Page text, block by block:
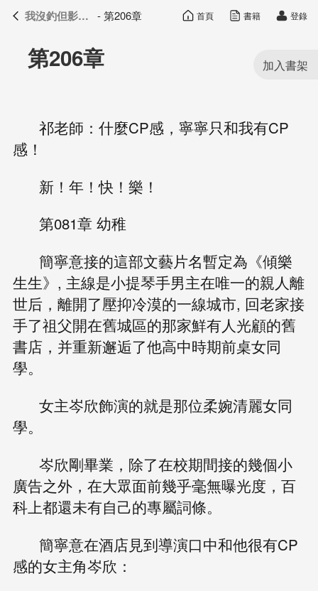
我沒釣但影帝真香了 目錄
第206章
祁老師：什麼CP感，寧寧只和我有CP
感！
新！年！快！樂！
第081章 幼稚
簡寧意接的這部文藝片名暫定為《傾樂
生生》, 主線是小提琴手男主在唯一的親人離
世后，離開了壓抑冷漠的一線城市, 回老家接
手了祖父開在舊城區的那家鮮有人光顧的舊
書店，并重新邂逅了他高中時期前桌女同
學。
女主岑欣飾演的就是那位柔婉清麗女同
學。
岑欣剛畢業，除了在校期間接的幾個小
廣告之外，在大眾面前幾乎毫無曝光度，百
科上都還未有自己的專屬詞條。
簡寧意在酒店見到導演口中和他很有CP
感的女主角岑欣：
我沒釣但影帝真香了 - 第206章 首頁 書籍 登錄